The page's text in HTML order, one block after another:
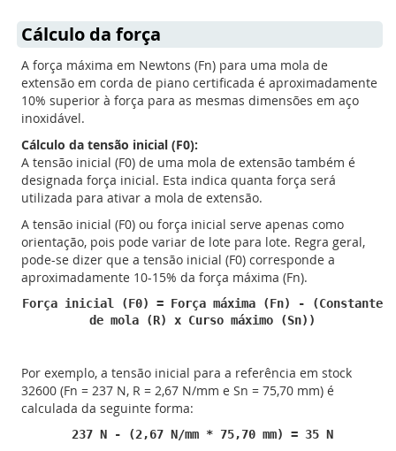
Cálculo da força
A força máxima em Newtons (Fn) para uma mola de
extensão em corda de piano certificada é aproximadamente
10% superior à força para as mesmas dimensões em aço
inoxidável.
Cálculo da tensão inicial (F0):
A tensão inicial (F0) de uma mola de extensão também é
designada força inicial. Esta indica quanta força será
utilizada para ativar a mola de extensão.
A tensão inicial (F0) ou força inicial serve apenas como
orientação, pois pode variar de lote para lote. Regra geral,
pode-se dizer que a tensão inicial (F0) corresponde a
aproximadamente 10-15% da força máxima (Fn).
Força inicial (F0) = Força máxima (Fn) - (Constante
de mola (R) x Curso máximo (Sn))
Por exemplo, a tensão inicial para a referência em stock
32600 (Fn = 237 N, R = 2,67 N/mm e Sn = 75,70 mm) é
calculada da seguinte forma:
237 N - (2,67 N/mm * 75,70 mm) = 35 N